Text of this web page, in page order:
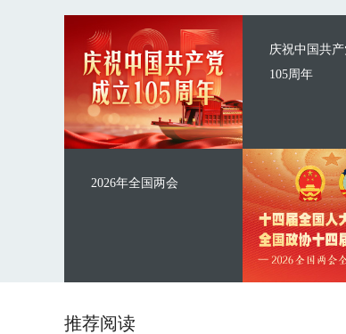
庆祝中国共
105周年
2026年全国两会
推荐阅读